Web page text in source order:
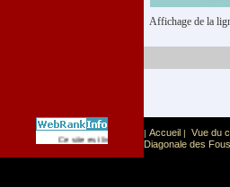
Affichage de la
Ce site est list� dans la cat�gorie Sport:
| Accueil | Vue du
Diagonale des Fous